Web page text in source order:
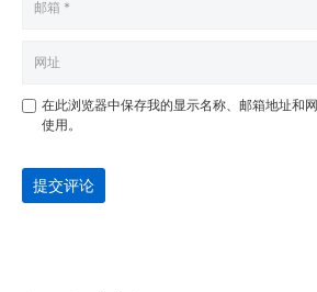
在此浏览器中保存我的显示名称、邮箱地址和
使用。
提交评论